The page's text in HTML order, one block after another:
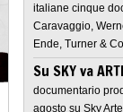
italiane cinque
Caravaggio,
Ende, Turner &
Su SKY va
documentario
agosto su Sky Arte